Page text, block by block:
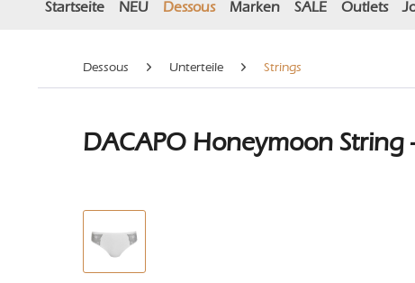
Startseite NEU Dessous Marken SALE Outlets
Dessous Unterteile Strings
DACAPO Honeymoon String